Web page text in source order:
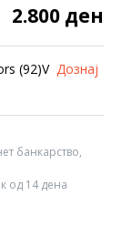
2.800 ден
(92)V Дознај
банкарство,
од 14 дена